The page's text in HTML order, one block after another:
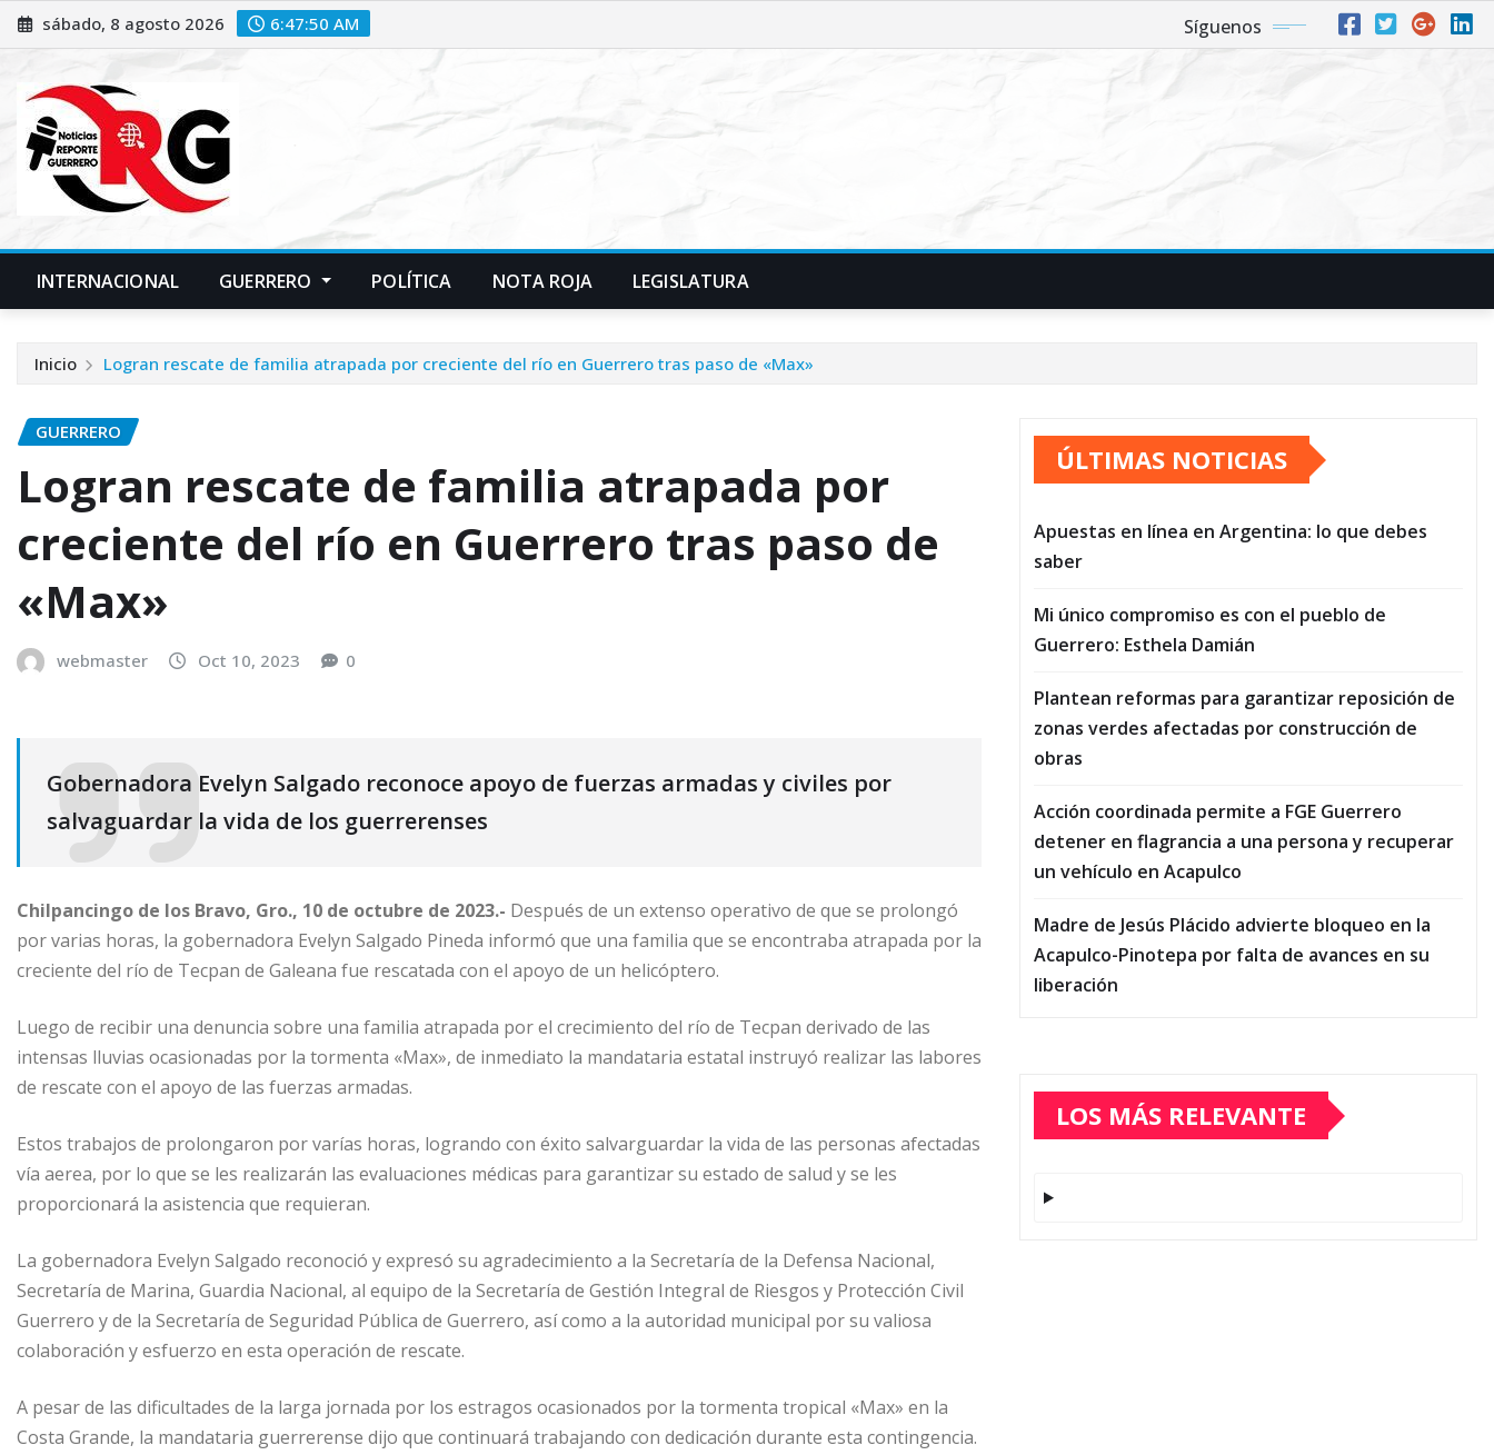
Saltar
al
sábado, 8 agosto 2026 6:47:51 AM Síguenos
INTERNACIONAL GUERRERO POLÍTICA NOTA ROJA LEGISLATURA
Inicio Logran rescate de familia atrapada por creciente del río en Guerrero tras paso de «Max»
GUERRERO
Logran rescate de familia atrapada por
creciente del río en Guerrero tras paso de
«Max»
webmaster Oct 10, 2023 0
Gobernadora Evelyn Salgado reconoce apoyo de fuerzas armadas y civiles por
salvaguardar la vida de los guerrerenses
Chilpancingo de los Bravo, Gro., 10 de octubre de 2023.- Después de un extenso operativo de que se prolongó
por varias horas, la gobernadora Evelyn Salgado Pineda informó que una familia que se encontraba atrapada por la
creciente del río de Tecpan de Galeana fue rescatada con el apoyo de un helicóptero.
Luego de recibir una denuncia sobre una familia atrapada por el crecimiento del río de Tecpan derivado de las
intensas lluvias ocasionadas por la tormenta «Max», de inmediato la mandataria estatal instruyó realizar las labores
de rescate con el apoyo de las fuerzas armadas.
Estos trabajos de prolongaron por varías horas, logrando con éxito salvarguardar la vida de las personas afectadas
vía aerea, por lo que se les realizarán las evaluaciones médicas para garantizar su estado de salud y se les
proporcionará la asistencia que requieran.
La gobernadora Evelyn Salgado reconoció y expresó su agradecimiento a la Secretaría de la Defensa Nacional,
Secretaría de Marina, Guardia Nacional, al equipo de la Secretaría de Gestión Integral de Riesgos y Protección Civil
Guerrero y de la Secretaría de Seguridad Pública de Guerrero, así como a la autoridad municipal por su valiosa
colaboración y esfuerzo en esta operación de rescate.
A pesar de las dificultades de la larga jornada por los estragos ocasionados por la tormenta tropical «Max» en la
Costa Grande, la mandataria guerrerense dijo que continuará trabajando con dedicación durante esta contingencia.
ÚLTIMAS NOTICIAS
Apuestas en línea en Argentina: lo que debes
saber
Mi único compromiso es con el pueblo de
Guerrero: Esthela Damián
Plantean reformas para garantizar reposición de
zonas verdes afectadas por construcción de
obras
Acción coordinada permite a FGE Guerrero
detener en flagrancia a una persona y recuperar
un vehículo en Acapulco
Madre de Jesús Plácido advierte bloqueo en la
Acapulco-Pinotepa por falta de avances en su
liberación
LOS MÁS RELEVANTE